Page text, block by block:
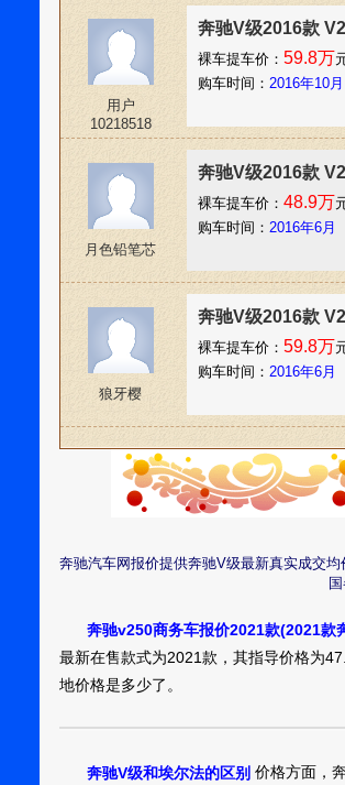
用户
10218518
奔驰V级2016款
裸车提车价： 59.8万
购车时间： 2016年10月
月色铅笔芯
奔驰V级2016款
裸车提车价： 48.9万
购车时间： 2016年6月
狼牙樱
奔驰V级2016款
裸车提车价： 59.8万
购车时间： 2016年6月
奔驰汽车网报价提供奔驰V级最新真实成交
奔驰v250商务车报价2021款(2021款
最新在售款式为2021款，其指导价格为
地价格是多少了。
奔驰V级和埃尔法的区别 价格方面，